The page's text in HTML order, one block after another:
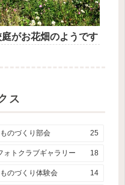
庭がお花畑のようです
ス
ものづくり部会 25
ォトクラブギャラリー 18
ものづくり体験会 14